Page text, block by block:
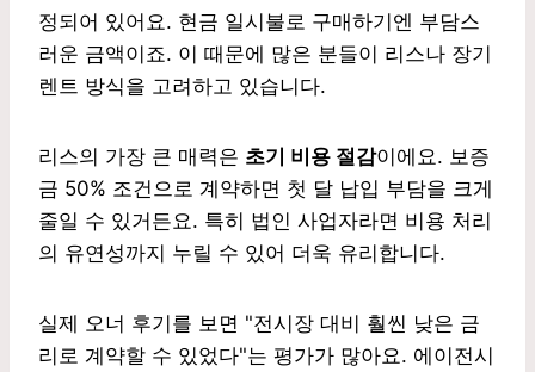
정되어 있어요. 현금 일시불로 구매하기엔 부담스
러운 금액이죠. 이 때문에 많은 분들이 리스나 장기
렌트 방식을 고려하고 있습니다.
리스의 가장 큰 매력은 초기 비용 절감이에요. 보증
금 50% 조건으로 계약하면 첫 달 납입 부담을 크게
줄일 수 있거든요. 특히 법인 사업자라면 비용 처리
의 유연성까지 누릴 수 있어 더욱 유리합니다.
실제 오너 후기를 보면 "전시장 대비 훨씬 낮은 금
리로 계약할 수 있었다"는 평가가 많아요. 에이전시